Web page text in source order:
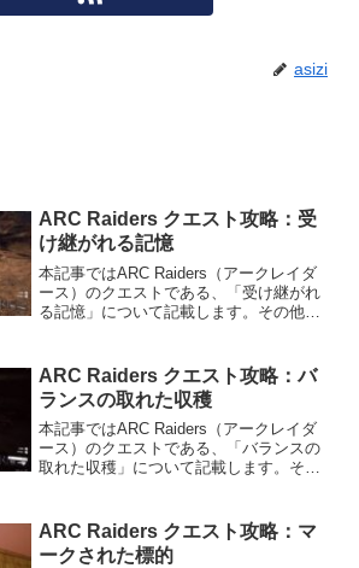
asizi
ARC Raiders クエスト攻略：受
け継がれる記憶
本記事ではARC Raiders（アークレイダ
ース）のクエストである、「受け継がれ
る記憶」について記載します。その他の
継がれる記憶の内容ARC Raiders...
ARC Raiders クエスト攻略：バ
ランスの取れた収穫
本記事ではARC Raiders（アークレイダ
ース）のクエストである、「バランスの
取れた収穫」について記載します。その
バランスの取れた収穫の内容ARC Rai...
ARC Raiders クエスト攻略：マ
ークされた標的